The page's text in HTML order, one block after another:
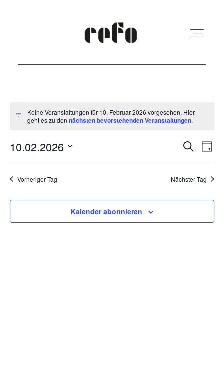
REFO Moabit
Terminkalender
Kita
Vermietung
Veranstaltungen
10.
Februar
2026
Hinweis
Keine Veranstaltungen für 10. Februar 2026 vorgesehen. Hier
geht es zu dennächsten bevorstehenden Veranstaltungen.
Suche
und
SucheTag
10.02.2026
Datum
wählen.
Vorheriger Tag Nächster Tag
Kalender abonnieren